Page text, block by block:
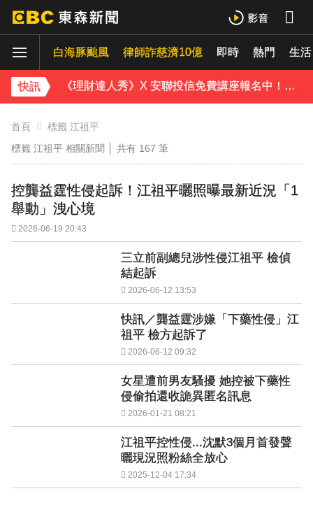
白海豚颱風 律師詐慈濟10億 即時 熱門 生活
快訊
傳石崇良請辭 行政院：無相關討論
父親節驚傳民宅大火！2孩童逃出「毛孩受困」 消防員急救援
《理財達人秀》X 安聯投信免費講座報名中！搶先卡位 2027
《半澤直樹》男星宣布再婚！迎新生命雙喜臨門
涉製毒、跨國販毒！埃及女星被判死刑
美國抗癌網紅拒安寧！家屬證實死訊 得年26歲
家長曝「小S私下為人」徹底改觀 網友洗版認證
下載東森App，隨時掌握天下大小事！
神秘！ 「隱形部隊」藏河濱公園 藏身草坪難察覺
首頁
標籤 江祖平
標籤 江祖平 相關新聞 │ 共有 167 筆
控龔益霆性侵起訴！江祖平曬照曝最新近況「1
舉動」洩心境
2026-06-19 20:43
三立前副總兒涉性侵江祖平 檢偵
結起訴
2026-06-12 13:53
快訊／龔益霆涉嫌「下藥性侵」江
祖平 檢方起訴了
2026-06-12 09:32
女星遭前男友騷擾 她控被下藥性
侵偷拍還收詭異匿名訊息
2026-01-21 08:21
江祖平控性侵...沈默3個月首發聲
曬現況照粉絲全放心
2025-12-04 17:34